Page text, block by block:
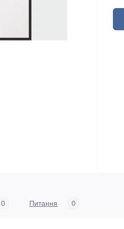
0 Питання 0